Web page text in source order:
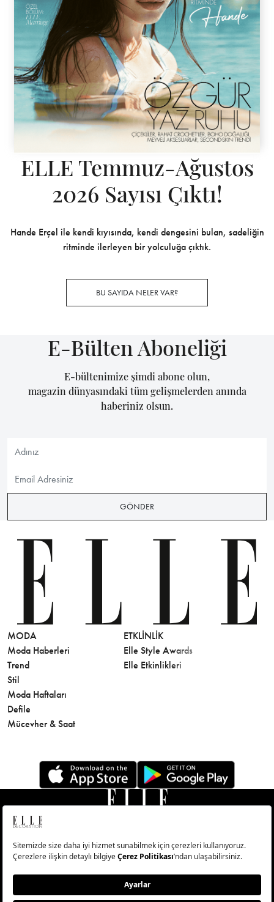
ELLE Temmuz-Ağustos
2026 Sayısı Çıktı!
Hande Erçel ile kendi kıyısında, kendi dengesini bulan, sadeliğin
ritminde ilerleyen bir yolculuğa çıktık.
BU SAYIDA NELER VAR?
E-Bülten Aboneliği
E-bültenimize şimdi abone olun,
magazin dünyasındaki tüm gelişmelerden anında
haberiniz olsun.
GÖNDER
MODA
Moda Haberleri
Trend
Stil
Moda Haftaları
Defile
Mücevher & Saat
ETKLINLIK
Elle Style Awards
Elle Etkinlikleri
© Big Medya Teknoloji A.Ş. Altunizade Mahallesi Kuşbakışı
Caddesi No:27/1 Üsküdar/İstanbul